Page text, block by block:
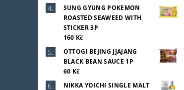
SUNG GYUNG POKEMON
ROASTED SEAWEED WITH
STICKER 3P
160 Kč
OTTOGI BEJING JJAJANG
BLACK BEAN SAUCE 1P
60 Kč
NIKKA YOICHI SINGLE MALT